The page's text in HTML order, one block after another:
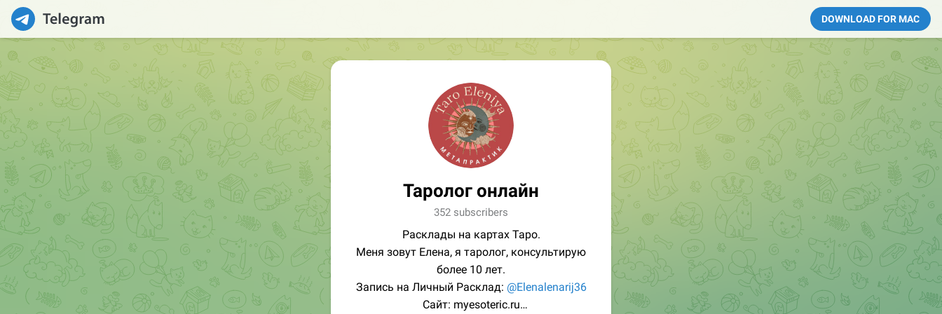
DOWNLOAD FOR MAC
Таролог онлайн
352 subscribers
Расклады на картах Таро.
Меня зовут Елена, я таролог, консультирую
более 10 лет.
Запись на Личный Расклад: @Elenalenarij36
Сайт: myesoteric.ru